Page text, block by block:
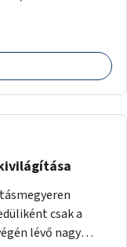
csak a
lévő nagy